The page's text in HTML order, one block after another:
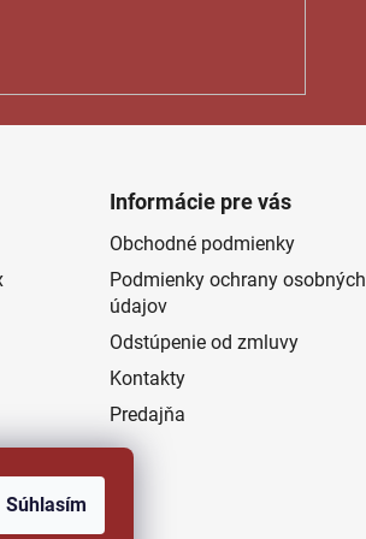
Súhlasím
Informácie pre vás
Obchodné podmienky
Podmienky ochrany osobných
údajov
Odstúpenie od zmluvy
Kontakty
Predajňa